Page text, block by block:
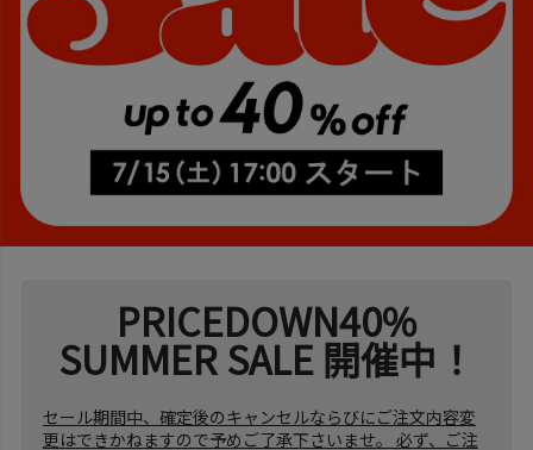
PRICEDOWN40%
SUMMER SALE 開催中！
セール期間中、確定後のキャンセルならびにご注文内容変
更はできかねますので予めご了承下さいませ。 必ず、ご注